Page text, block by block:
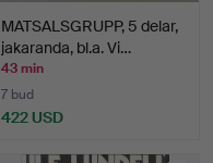
MATSALSGRUPP, 5 delar,
jakaranda, bl.a. Vi…
43 min
7 bud
422 USD